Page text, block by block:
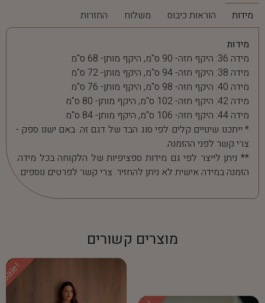
מידות הוראות כיבוס משלוח החזרות
מידות
מידה 36: היקף חזה- 90 ס"מ, היקף מותן- 68 ס"מ
מידה 38: היקף חזה- 94 ס"מ, היקף מותן- 72 ס"מ
מידה 40: היקף חזה- 98 ס"מ, היקף מותן- 76 ס"מ
מידה 42: היקף חזה- 102 ס"מ, היקף מותן- 80 ס"מ
מידה 44: היקף חזה- 106 ס"מ, היקף מותן- 84 ס"מ
* ייתכנו שינויים קלים לפי סוג הבד של דגם זה. באם ישנו ספק -
צרי קשר לפני ההזמנה.
** ניתן לייצר לפי גם מידות ספציפיות של הלקוחה בכל מידה.
הזמנה במידה אישית לא ניתן להחזיר. צרי קשר לפרטים נוספים.
מוצרים קשורים